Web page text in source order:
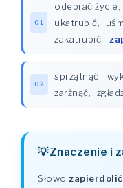
01
odebrać życie
ukatrupić
zakatrupić
02
sprzątnąć
zarżnąć
Znaczenie i
Słowo zapierdolić